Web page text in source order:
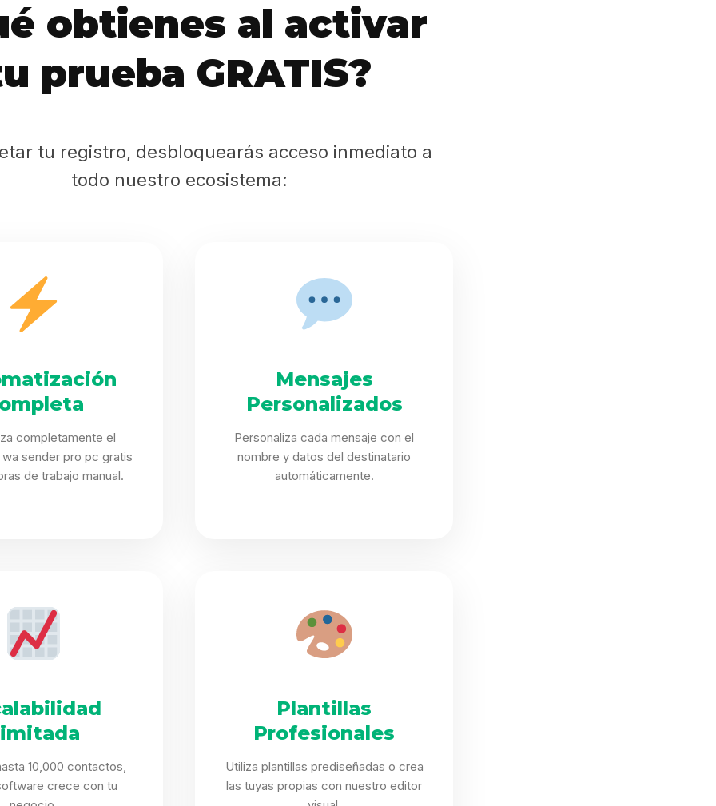
SHEIN
Casting
Casting
obtienes al activar
prueba GRATIS?
tu registro, desbloquearás acceso inmediato a
todo nuestro ecosistema:
completamente el
sender pro pc gratis
de trabajo manual.
Mensajes
Personalizados
Personaliza cada mensaje con el
nombre y datos del destinatario
automáticamente.
10,000 contactos,
crece con tu
Plantillas
Profesionales
Utiliza plantillas prediseñadas o crea
las tuyas propias con nuestro editor